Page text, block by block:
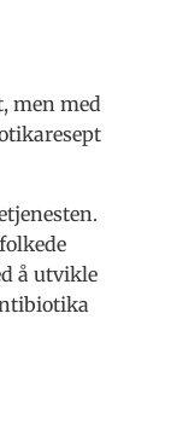
men med
å utvikle